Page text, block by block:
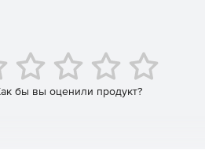
в сети. Администратор
средства безопасности будут
бы вы оценили продукт?